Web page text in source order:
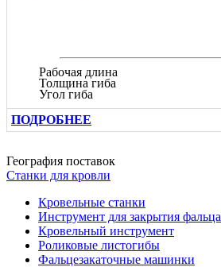
Рабочая длина
Толщина гиба
Угол гиба
ПОДРОБНЕЕ
География поставок
Станки для кровли
Кровельные станки
Инструмент для закрытия фальца
Кровельный инструмент
Роликовые листогибы
Фальцезакаточные машинки